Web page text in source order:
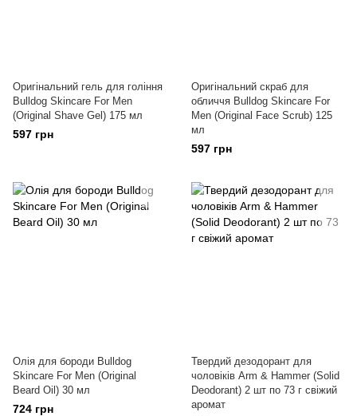
Оригінальний гель для гоління
Bulldog Skincare For Men
(Original Shave Gel) 175 мл
597 грн
Оригінальний скраб для
обличчя Bulldog Skincare For
Men (Original Face Scrub) 125
мл
597 грн
Олія для бороди Bulldog
Skincare For Men (Original
Beard Oil) 30 мл
724 грн
Твердий дезодорант для
чоловіків Arm & Hammer (Solid
Deodorant) 2 шт по 73 г свіжий
аромат